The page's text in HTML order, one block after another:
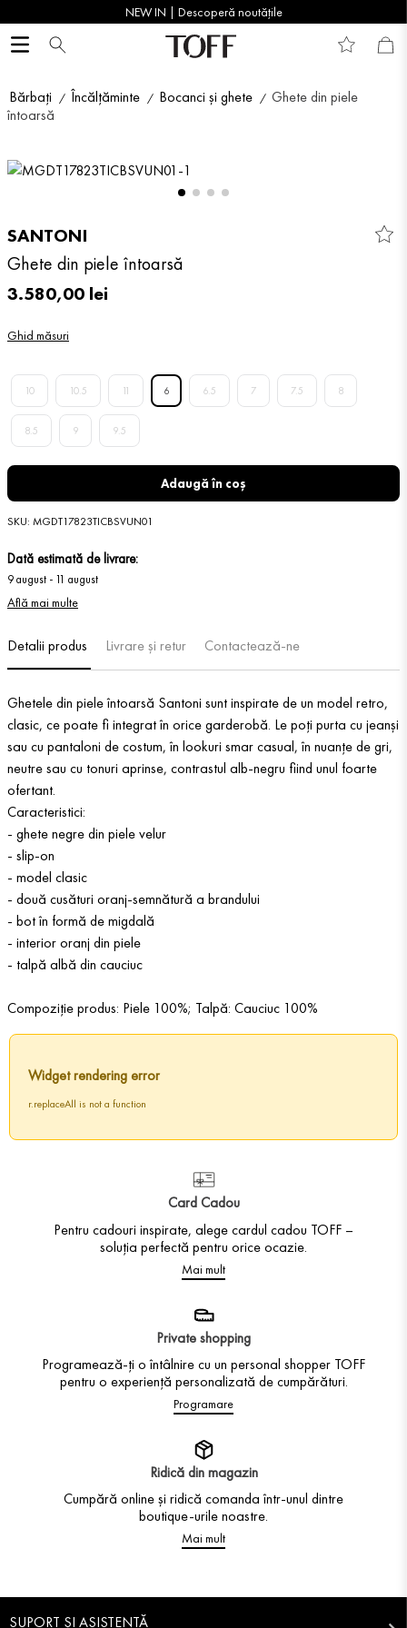
NEW IN | Descoperă noutățile
Bărbați Încălțăminte Bocanci și ghete
Ghete din piele
întoarsă
SANTONI
Ghete din piele întoarsă
3.580,00 lei
Ghid măsuri
10 10.5 11 6 6.5 7 7.5 8
8.5 9 9.5
Adaugă în coș
SKU: MGDT17823TICBSVUN01
Dată estimată de livrare:
9 august - 11 august
Află mai multe
Detalii produs Livrare și retur Contactează-ne
Ghetele din piele întoarsă Santoni sunt inspirate de un model retro,
clasic, ce poate fi integrat în orice garderobă. Le poți purta cu jeanși
sau cu pantaloni de costum, în lookuri smar casual, în nuanțe de gri,
neutre sau cu tonuri aprinse, contrastul alb-negru fiind unul foarte
ofertant.
Caracteristici:
- ghete negre din piele velur
- slip-on
- model clasic
- două cusături oranj-semnătură a brandului
- bot în formă de migdală
- interior oranj din piele
- talpă albă din cauciuc
Compoziție produs: Piele 100%; Talpă: Cauciuc 100%
Widget rendering error
r.replaceAll is not a function
Card Cadou
Pentru cadouri inspirate, alege cardul cadou TOFF –
soluția perfectă pentru orice ocazie.
Mai mult
Private shopping
Programează-ți o întâlnire cu un personal shopper TOFF
pentru o experiență personalizată de cumpărături.
Programare
Ridică din magazin
Cumpără online și ridică comanda într-unul dintre
boutique-urile noastre.
Mai mult
SUPORT ȘI ASISTENȚĂ